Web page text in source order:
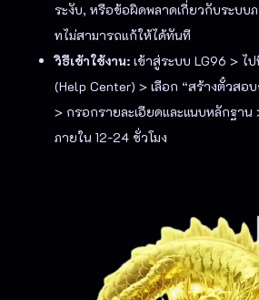
ระงับ, หรือข้อผิดพลาดเกี่ยวกับระบบ
ทไม่สามารถแก้ให้ได้ทันที
วิธีเข้าใช้งาน: เข้าสู่ระบบ LG96 > ไ
(Help Center) > เลือก “สร้างตั๋วสอ
> กรอกรายละเอียดและแนบหลักฐา
ภายใน 12-24 ชั่วโมง